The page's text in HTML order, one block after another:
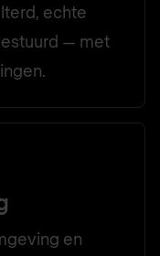
echte
— met
en